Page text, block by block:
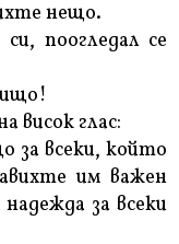
нещо.
поогледал се
висок глас:
за всеки, който
им важен
за всеки